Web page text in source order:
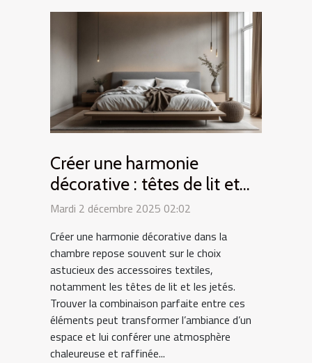
Créer une harmonie
décorative : têtes de lit et
jetés coordonnés
Mardi 2 décembre 2025 02:02
Créer une harmonie décorative dans la
chambre repose souvent sur le choix
astucieux des accessoires textiles,
notamment les têtes de lit et les jetés.
Trouver la combinaison parfaite entre ces
éléments peut transformer l’ambiance d’un
espace et lui conférer une atmosphère
chaleureuse et raffinée...